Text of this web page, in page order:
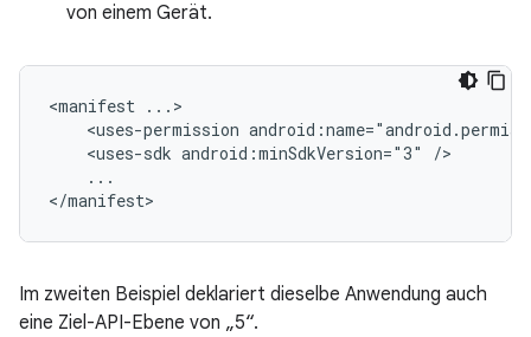
von einem Gerät.
<manifest
<uses-permission
<uses-sdk android:minSdkVersion="3"
...
</manifest>
Im zweiten Beispiel deklariert dieselbe Anwendung auch
eine Ziel-API-Ebene von „5“.